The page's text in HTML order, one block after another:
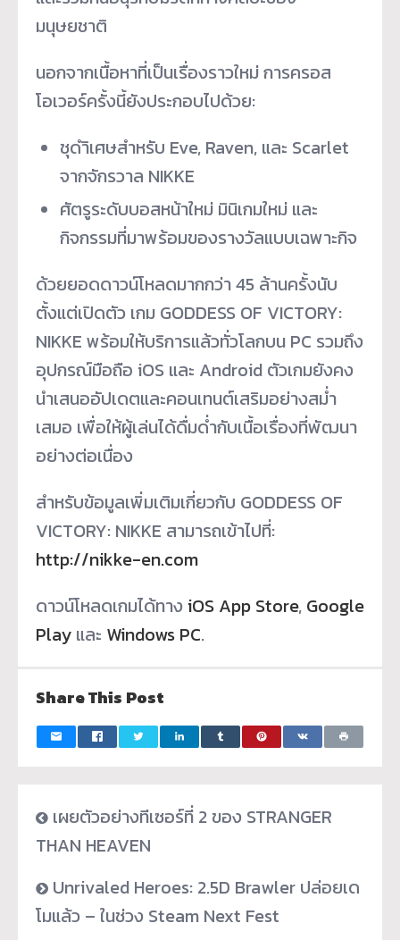
มนุษยชาติ
นอกจากเนื้อหาที่เป็นเรื่องราวใหม่ การครอส
โอเวอร์ครั้งนี้ยังประกอบไปด้วย:
ชุดำิเศษสำหรับ Eve, Raven, และ Scarlet
จากจักรวาล NIKKE
ศัตรูระดับบอสหน้าใหม่ มินิเกมใหม่ และ
กิจกรรมที่มาพร้อมของรางวัลแบบเฉพาะกิจ
ด้วยยอดดาวน์โหลดมากกว่า 45 ล้านครั้งนับ
ตั้งแต่เปิดตัว เกม GODDESS OF VICTORY:
NIKKE พร้อมให้บริการแล้วทั่วโลกบน PC รวมถึง
อุปกรณ์มือถือ iOS และ Android ตัวเกมยังคง
นำเสนออัปเดตและคอนเทนต์เสริมอย่างสม่ำ
เสมอ เพื่อให้ผู้เล่นได้ดื่มด่ำกับเนื้อเรื่องที่พัฒนา
อย่างต่อเนื่อง
สำหรับข้อมูลเพิ่มเติมเกี่ยวกับ GODDESS OF
VICTORY: NIKKE สามารถเข้าไปที่:
http://nikke-en.com
ดาวน์โหลดเกมได้ทาง iOS App Store, Google
Play และ Windows PC.
Share This Post
เผยตัวอย่างทีเซอร์ที่ 2 ของ STRANGER
THAN HEAVEN
Unrivaled Heroes: 2.5D Brawler ปล่อยเด
โมแล้ว – ในช่วง Steam Next Fest